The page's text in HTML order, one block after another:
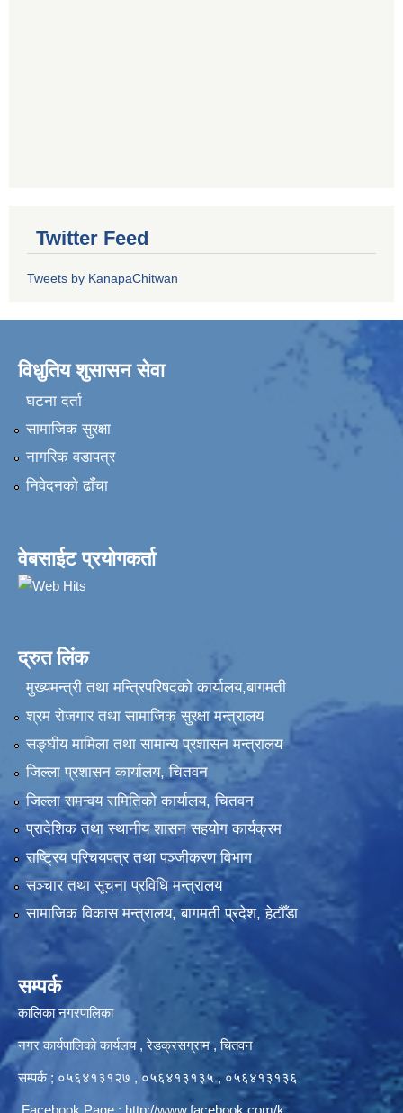
Twitter Feed
Tweets by KanapaChitwan
विधुतिय शुसासन सेवा
घटना दर्ता
सामाजिक सुरक्षा
नागरिक वडापत्र
निवेदनकाे ढाँचा
वेबसाईट प्रयोगकर्ता
द्रुत लिंक
मुख्यमन्त्री तथा मन्त्रिपरिषदको कार्यालय,बागमती
श्रम रोजगार तथा सामाजिक सुरक्षा मन्त्रालय
सङ्‍घीय मामिला तथा सामान्य प्रशासन मन्त्रालय
जिल्ला प्रशासन कार्यालय, चितवन
जिल्ला समन्वय समितिको कार्यालय, चितवन
प्रादेशिक तथा स्थानीय शासन सहयोग कार्यक्रम
राष्ट्रिय परिचयपत्र तथा पञ्‍जीकरण विभाग
सञ्‍चार तथा सूचना प्रविधि मन्त्रालय
सामाजिक विकास मन्त्रालय, बागमती प्रदेश, हेटौँडा
सम्पर्क
कालिका नगरपालिका
नगर कार्यपालिकाे कार्यलय‍ , रेडक्रसग्राम , चितवन
सम्पर्क ; ०५६४१३१२७ , ०५६४१३१३५ , ०५६४१३१३६